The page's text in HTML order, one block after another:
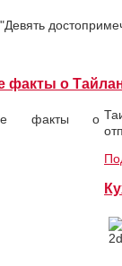
факты о